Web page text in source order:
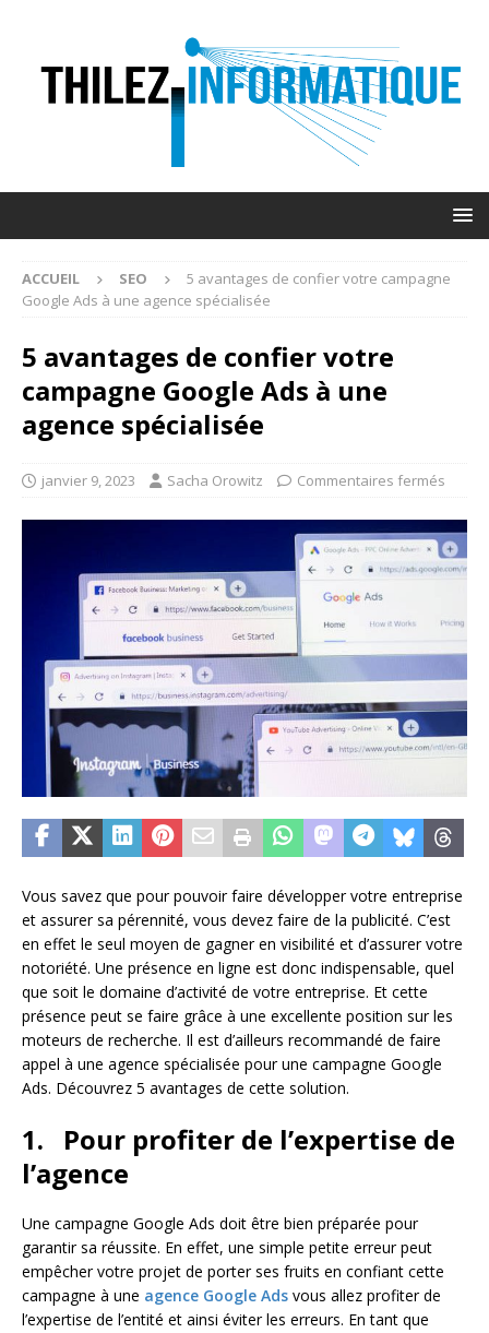
ACCUEIL SEO
5 avantages de confier votre campagne
Google Ads à une agence spécialisée
5 avantages de confier votre
campagne Google Ads à une
agence spécialisée
janvier 9, 2023 Sacha Orowitz Commentaires fermés
Vous savez que pour pouvoir faire développer votre entreprise
et assurer sa pérennité, vous devez faire de la publicité. C’est
en effet le seul moyen de gagner en visibilité et d’assurer votre
notoriété. Une présence en ligne est donc indispensable, quel
que soit le domaine d’activité de votre entreprise. Et cette
présence peut se faire grâce à une excellente position sur les
moteurs de recherche. Il est d’ailleurs recommandé de faire
appel à une agence spécialisée pour une campagne Google
Ads. Découvrez 5 avantages de cette solution.
1. Pour profiter de l’expertise de
l’agence
Une campagne Google Ads doit être bien préparée pour
garantir sa réussite. En effet, une simple petite erreur peut
empêcher votre projet de porter ses fruits en confiant cette
campagne à une agence Google Ads vous allez profiter de
l’expertise de l’entité et ainsi éviter les erreurs. En tant que